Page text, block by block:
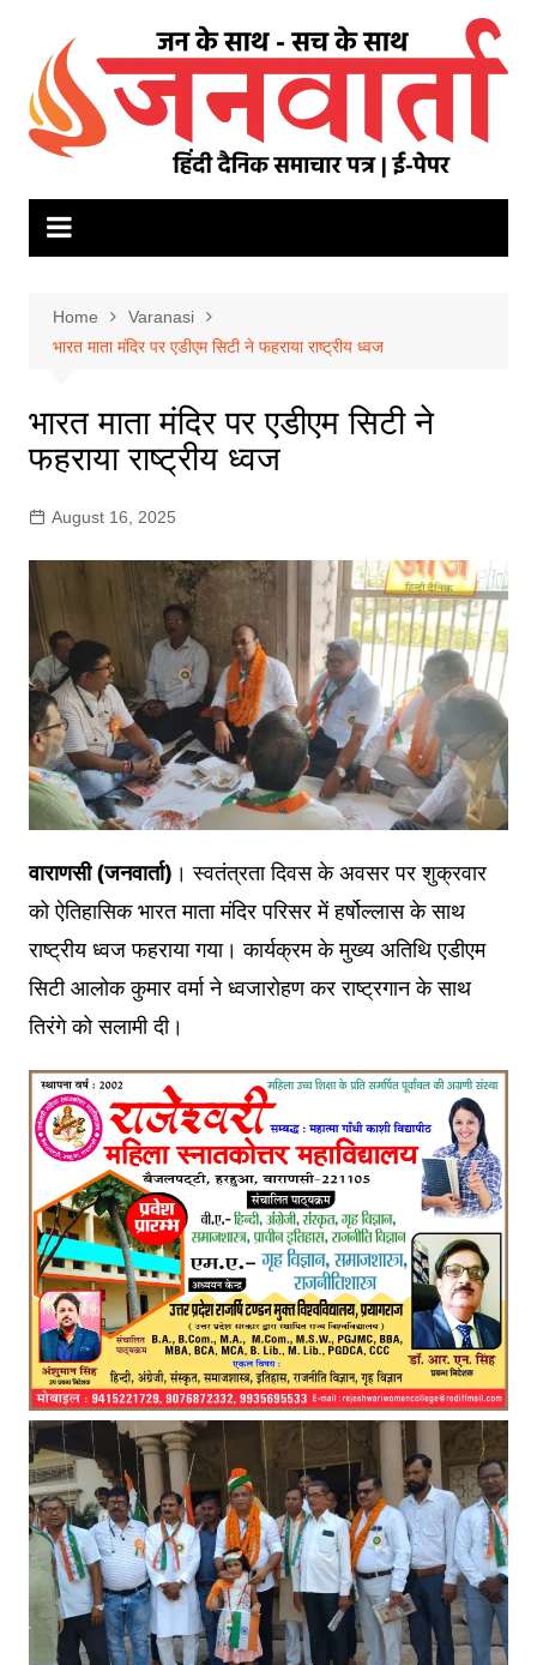
content
Home
Varanasi
भारत माता मंदिर पर एडीएम सिटी ने फहराया राष्ट्रीय ध्वज
भारत माता मंदिर पर एडीएम सिटी ने
फहराया राष्ट्रीय ध्वज
August 16, 2025
वाराणसी (जनवार्ता) । स्वतंत्रता दिवस के अवसर पर शुक्रवार
को ऐतिहासिक भारत माता मंदिर परिसर में हर्षोल्लास के साथ
राष्ट्रीय ध्वज फहराया गया। कार्यक्रम के मुख्य अतिथि एडीएम
सिटी आलोक कुमार वर्मा ने ध्वजारोहण कर राष्ट्रगान के साथ
तिरंगे को सलामी दी।